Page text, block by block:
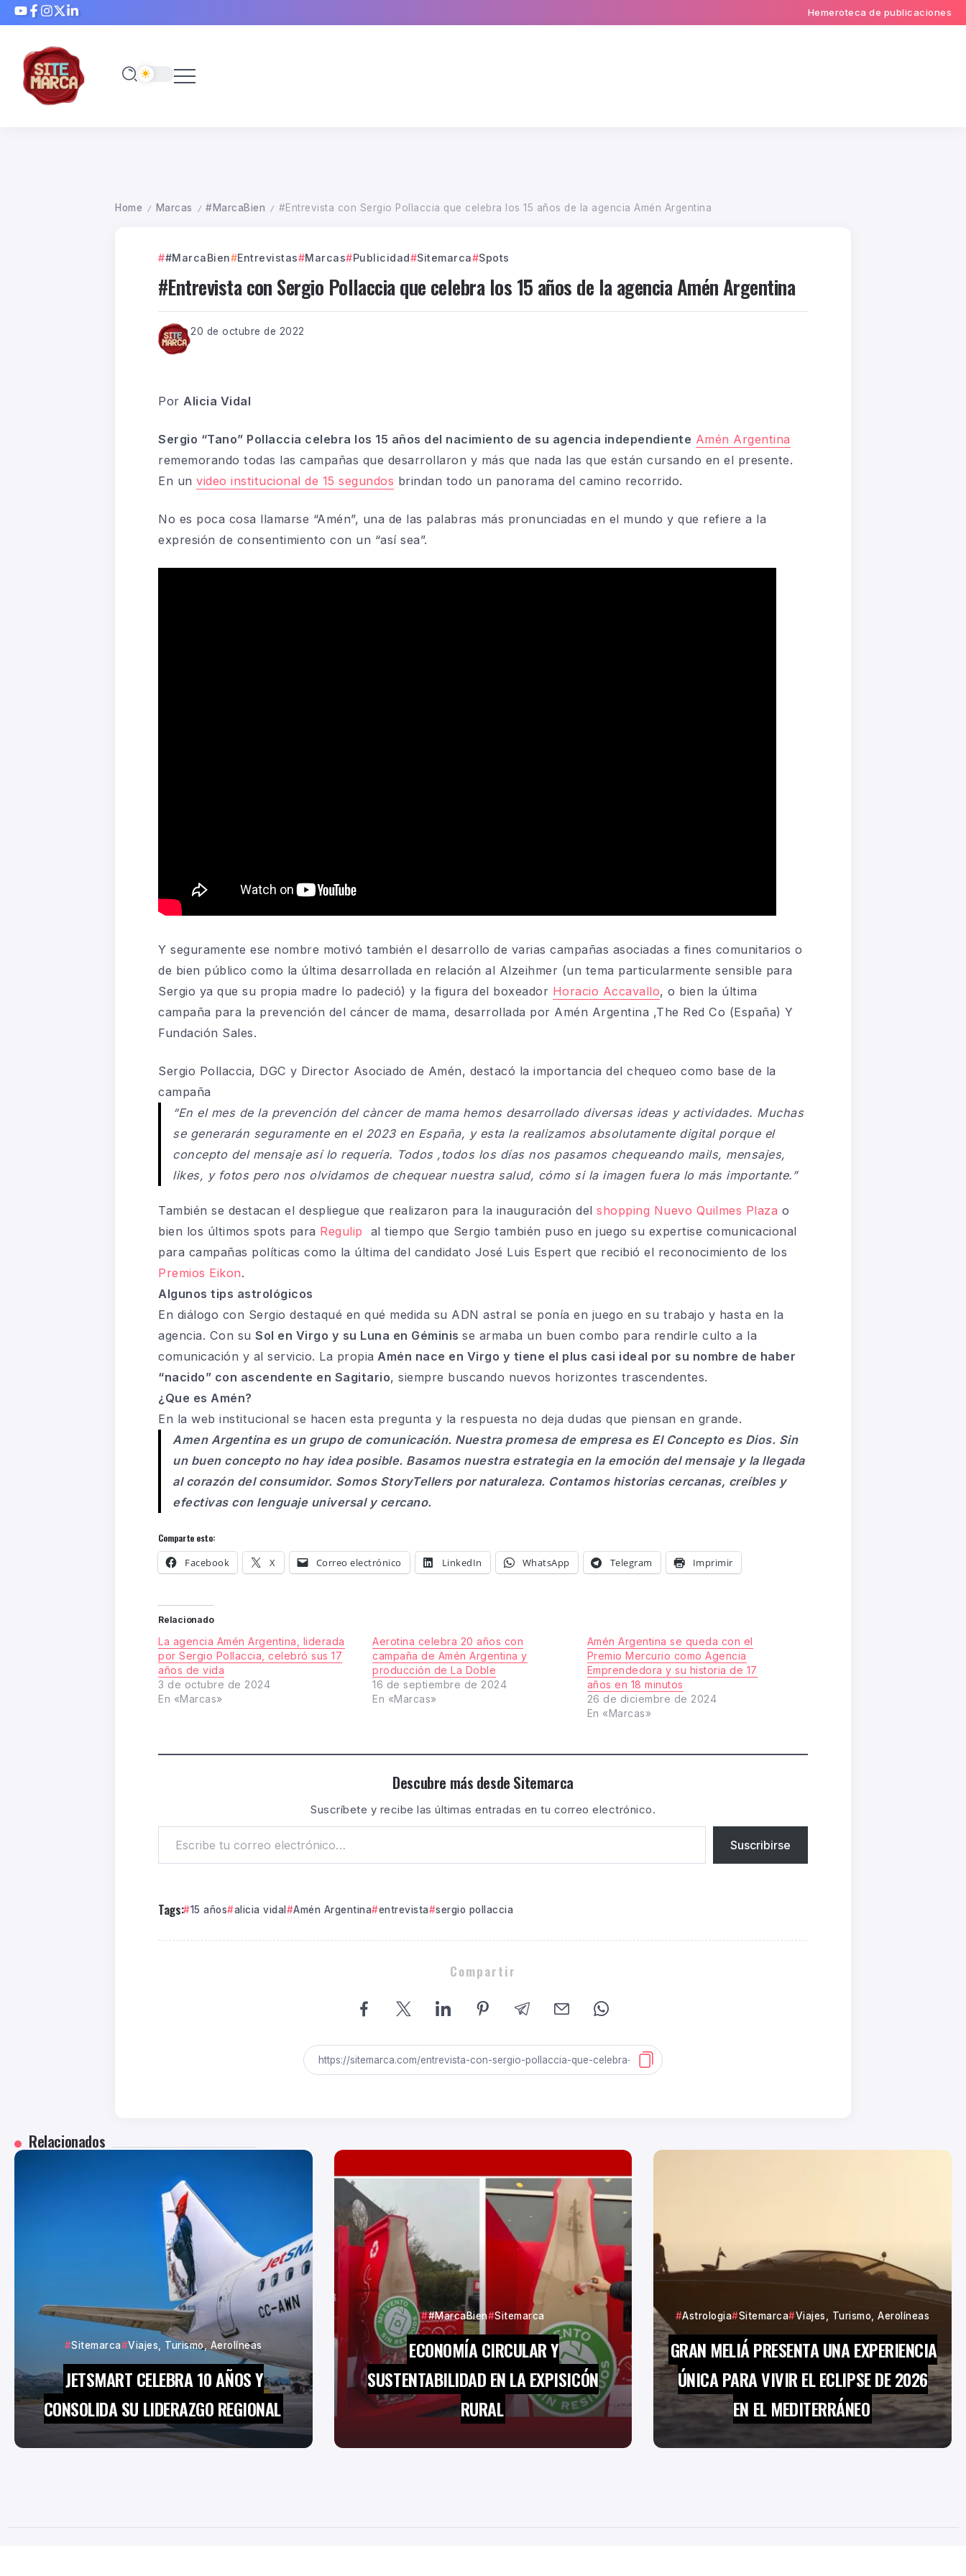
Hemeroteca de publicaciones
Home / Marcas / #MarcaBien / #Entrevista con Sergio Pollaccia que celebra los 15 años de la agencia Amén Argentina
#MarcaBien Entrevistas Marcas Publicidad Sitemarca Spots
#Entrevista con Sergio Pollaccia que celebra los 15 años de la agencia Amén Argentina
20 de octubre de 2022
Por Alicia Vidal
Sergio “Tano” Pollaccia celebra los 15 años del nacimiento de su agencia independiente Amén Argentina
rememorando todas las campañas que desarrollaron y más que nada las que están cursando en el presente.
En un video institucional de 15 segundos brindan todo un panorama del camino recorrido.
No es poca cosa llamarse “Amén”, una de las palabras más pronunciadas en el mundo y que refiere a la
expresión de consentimiento con un “así sea”.
Y seguramente ese nombre motivó también el desarrollo de varias campañas asociadas a fines comunitarios o
de bien público como la última desarrollada en relación al Alzeihmer (un tema particularmente sensible para
Sergio ya que su propia madre lo padeció) y la figura del boxeador Horacio Accavallo, o bien la última
campaña para la prevención del cáncer de mama, desarrollada por Amén Argentina ,The Red Co (España) Y
Fundación Sales.
Sergio Pollaccia, DGC y Director Asociado de Amén, destacó la importancia del chequeo como base de la
campaña
“En el mes de la prevención del càncer de mama hemos desarrollado diversas ideas y actividades. Muchas
se generarán seguramente en el 2023 en España, y esta la realizamos absolutamente digital porque el
concepto del mensaje así lo requería. Todos ,todos los días nos pasamos chequeando mails, mensajes,
likes, y fotos pero nos olvidamos de chequear nuestra salud, cómo si la imagen fuera lo más importante.”
También se destacan el despliegue que realizaron para la inauguración del shopping Nuevo Quilmes Plaza o
bien los últimos spots para Regulip al tiempo que Sergio también puso en juego su expertise comunicacional
para campañas políticas como la última del candidato José Luis Espert que recibió el reconocimiento de los
Premios Eikon.
Algunos tips astrológicos
En diálogo con Sergio destaqué en qué medida su ADN astral se ponía en juego en su trabajo y hasta en la
agencia. Con su Sol en Virgo y su Luna en Géminis se armaba un buen combo para rendirle culto a la
comunicación y al servicio. La propia Amén nace en Virgo y tiene el plus casi ideal por su nombre de haber
“nacido” con ascendente en Sagitario, siempre buscando nuevos horizontes trascendentes.
¿Que es Amén?
En la web institucional se hacen esta pregunta y la respuesta no deja dudas que piensan en grande.
Amen Argentina es un grupo de comunicación. Nuestra promesa de empresa es El Concepto es Dios. Sin
un buen concepto no hay idea posible. Basamos nuestra estrategia en la emoción del mensaje y la llegada
al corazón del consumidor. Somos StoryTellers por naturaleza. Contamos historias cercanas, creíbles y
efectivas con lenguaje universal y cercano.
Comparte esto:
Facebook X Correo electrónico LinkedIn WhatsApp Telegram Imprimir
Relacionado
La agencia Amén Argentina, liderada
por Sergio Pollaccia, celebró sus 17
años de vida
3 de octubre de 2024
En «Marcas»
Aerotina celebra 20 años con
campaña de Amén Argentina y
producción de La Doble
16 de septiembre de 2024
En «Marcas»
Amén Argentina se queda con el
Premio Mercurio como Agencia
Emprendedora y su historia de 17
años en 18 minutos
26 de diciembre de 2024
En «Marcas»
Descubre más desde Sitemarca
Suscríbete y recibe las últimas entradas en tu correo electrónico.
Suscribirse
Tags: 15 años alicia vidal Amén Argentina entrevista sergio pollaccia
Compartir
Relacionados
Sitemarca Viajes, Turismo, Aerolíneas
JETSMART CELEBRA 10 AÑOS Y
CONSOLIDA SU LIDERAZGO REGIONAL
#MarcaBien Sitemarca
ECONOMÍA CIRCULAR Y
SUSTENTABILIDAD EN LA EXPISICÓN
RURAL
Astrologia Sitemarca Viajes, Turismo, Aerolíneas
GRAN MELIÁ PRESENTA UNA EXPERIENCIA
ÚNICA PARA VIVIR EL ECLIPSE DE 2026
EN EL MEDITERRÁNEO